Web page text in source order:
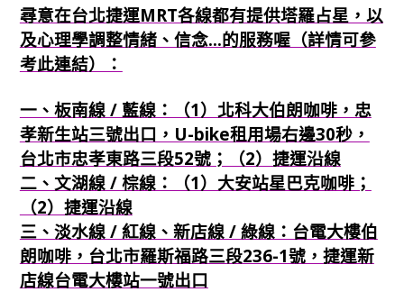
尋意在台北捷運MRT各線都有提供塔羅占星，以
及心理學調整情緒、信念...的服務喔（詳情可參
考此連結）：
一、板南線 / 藍線：（1）北科大伯朗咖啡，忠
孝新生站三號出口，U-bike租用場右邊30秒，
台北市忠孝東路三段52號；（2）捷運沿線
二、文湖線 / 棕線：（1）大安站星巴克咖啡；
（2）捷運沿線
三、淡水線 / 紅線、新店線 / 綠線：台電大樓伯
朗咖啡，台北市羅斯福路三段236-1號，捷運新
店線台電大樓站一號出口